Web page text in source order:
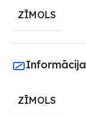
ZĪMOLS
Informācija
ZĪMOLS